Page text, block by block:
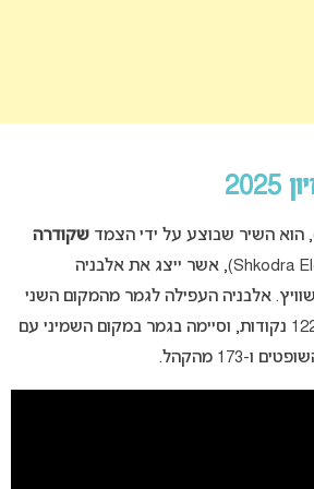
שקודרה
(Shkodra Elektronike), אשר ייצג את אלבניה
2025 בבאזל, שוויץ. אלבניה העפילה לגמר מהמקום השני
בחצי הגמר הראשון עם 122 נקודות, וסיימה בגמר במקום השמיני עם